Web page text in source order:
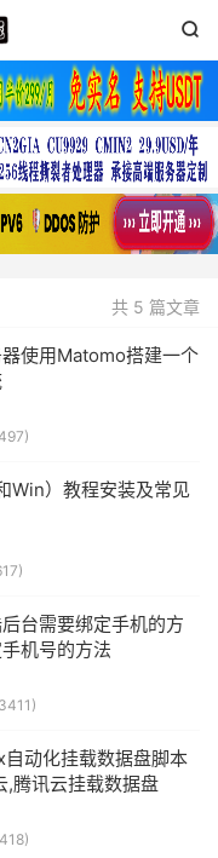

共 5 篇文章
使用Matomo搭建一个
Win）教程安装及常见
台需要绑定手机的方
机号的方法
动化挂载数据盘脚本
,腾讯云挂载数据盘